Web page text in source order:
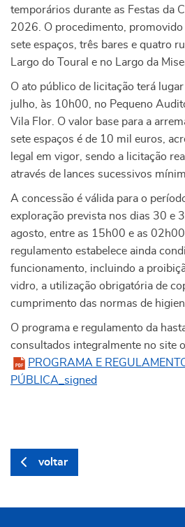
temporários durante as Festas da
2026. O procedimento, promovido
sete espaços, três bares e quatro
Largo do Toural e no Largo da
O ato público de licitação terá
julho, às 10h00, no Pequeno
Vila Flor. O valor base para a
sete espaços é de 10 mil euros,
legal em vigor, sendo a licitação
através de lances sucessivos
A concessão é válida para o
exploração prevista nos dias 30 e
agosto, entre as 15h00 e as
regulamento estabelece ainda
funcionamento, incluindo a
vidro, a utilização obrigatória de
cumprimento das normas de
O programa e regulamento da
consultados integralmente no site
PROGRAMA E
PÚBLICA_signed
voltar